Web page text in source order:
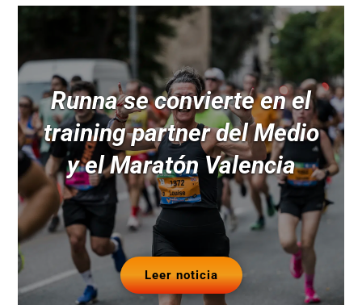
Runna se convierte en el
training partner del Medio
y el Maratón Valencia
Leer noticia